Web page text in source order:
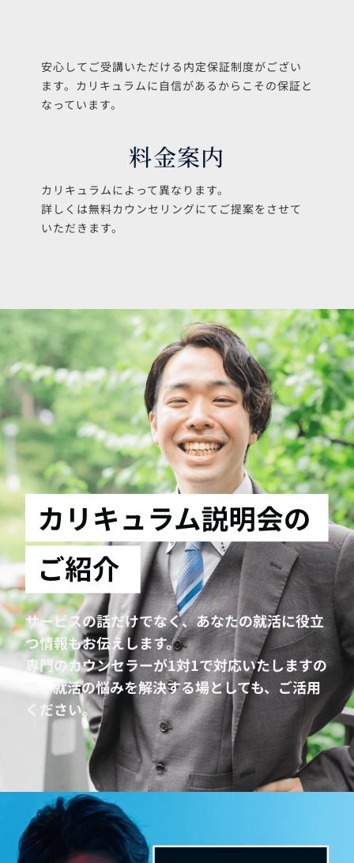
詳しくは無料カウンセリングにてご提案をさせて
いただきます。
サービスの話だけでなく、あなたの就活に役立
つ情報もお伝えします。
専門のカウンセラーが1対1で対応いたしますの
で、就活の悩みを解決する場としても、ご活用
ください。